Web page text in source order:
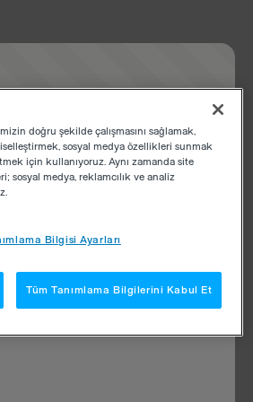
doğru şekilde çalışmasını sağlamak,
sosyal medya özellikleri sunmak
için kullanıyoruz. Aynı zamanda site
sosyal medya, reklamcılık ve analiz
Bilgisi Ayarları
Tüm Tanımlama Bilgilerini Kabul Et